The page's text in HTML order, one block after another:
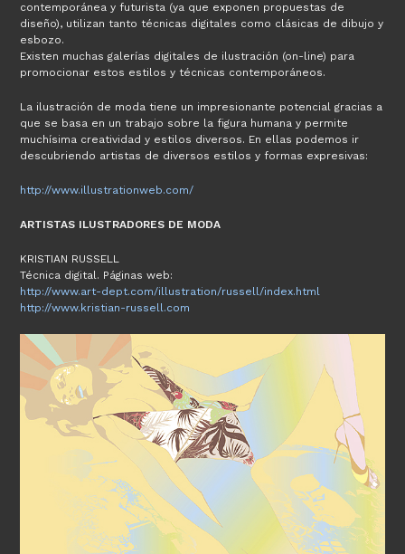
contemporánea y futurista (ya que exponen propuestas de
diseño), utilizan tanto técnicas digitales como clásicas de dibujo y
esbozo.
Existen muchas galerías digitales de ilustración (on-line) para
promocionar estos estilos y técnicas contemporáneos.
La ilustración de moda tiene un impresionante potencial gracias a
que se basa en un trabajo sobre la figura humana y permite
muchísima creatividad y estilos diversos. En ellas podemos ir
descubriendo artistas de diversos estilos y formas expresivas:
http://www.illustrationweb.com/
ARTISTAS ILUSTRADORES DE MODA
KRISTIAN RUSSELL
Técnica digital. Páginas web:
http://www.art-dept.com/illustration/russell/index.html
http://www.kristian-russell.com